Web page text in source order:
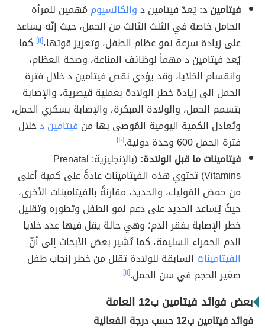
فيتامين د:يُعدّ فيتامين دوالكالسيوم مُهمين للمرأة
الحامل خاصة في الثلث الثالث من الحمل، حيث إنّه يساعد
على زيادة سرعة نمو عظام الطفل، وتعزيز قوتها،[١١] كما
يُعد فيتامين د مهماً لوظائف المناعة، وصحة العظام،
وانقسام الخلايا، وقد يؤدي نقص فيتامين د خلال فترة
الحمل إلى زيادة خطر الولادة بعملية قيصرية، والإصابة
بتسمم الحمل، والولادة المبكرة، والإصابة بسكري الحمل،
وتُعادل الكمية اليومية المُوصى بها من فيتامين دخلال
فترة الحمل 600 وحدة دولية.
[١٠]
فيتامينات ما قبل الولادة:
(بالإنجليزية: Prenatal
Vitamins) تحتوي هذه الفيتامينات عادةً على كمية أعلى
من حمض الفوليك، والحديد، مقارنةً بالفيتامينات الأخرى،
حيثُ يُساعد الحديد على دعم نمو الطفل وتطوره وتقليل
خطر الإصابة بفقر الدم؛ وهي حالة يقل فيها عدد خلايا
الدم الحمراء السليمة، كما تُشير بعض الأبحاث إلى أنّ
الفيتامينات السابقة للولادة تقلل من خطر إنجاب طفل
صغير الحجم في سن الحمل.[١١]
بعض فوائد فيتامين ب12 العامة
فوائد فيتامين ب12 حسب درجة الفعالية